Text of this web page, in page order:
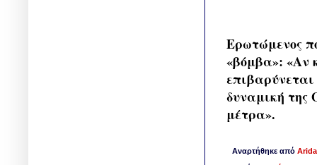
Ερωτώμενος
«βόμβα»: «Αν
δυναμική της
μέτρα».
Αναρτήθηκε από